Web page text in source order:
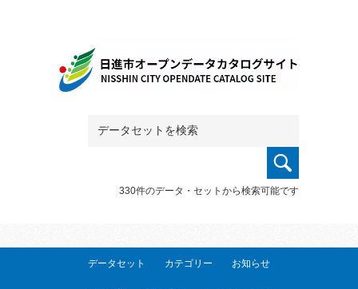
330件のデータ・セットから検索可能です
データセット カテゴリー お知らせ